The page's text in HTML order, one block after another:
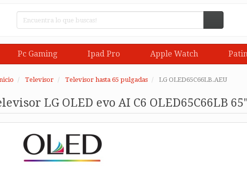
Pc Gaming Ipad Pro Apple Watch
Televisor Televisor hasta 65 pulgadas LG OLED65C66LB.AEU
LG OLED evo AI C6 OLED65C66LB